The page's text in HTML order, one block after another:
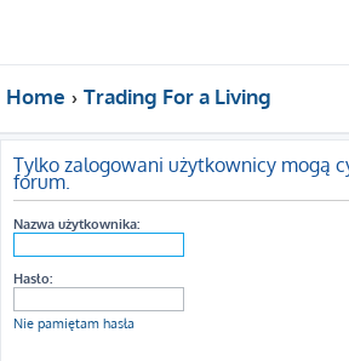
Home Trading For a Living
Tylko zalogowani użytkownicy mogą
forum.
Nazwa użytkownika:
Hasło:
Nie pamiętam hasła